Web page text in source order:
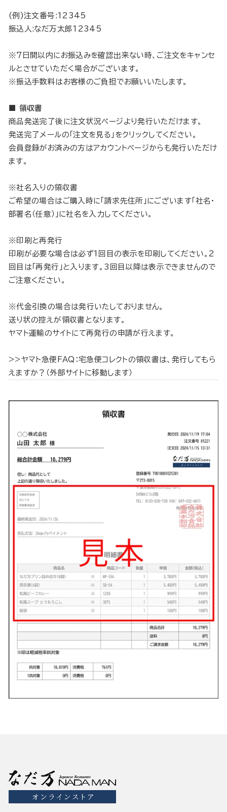
(例)注文番号:12345
振込人:なだ万太郎12345
※7日間以内にお振込みを確認出来ない時、ご注文をキャンセ
ルとさせていただく場合がございます。
※振込手数料はお客様のご負担でお願いいたします。
■ 領収書
商品発送完了後に注文状況ページより発行いただけます。
発送完了メールの「注文を見る」をクリックしてください。
会員登録がお済みの方はアカウントページからも発行いただけ
ます。
※社名入りの領収書
ご希望の場合はご購入時に「請求先住所」にございます「社名・
部署名（任意）」に社名を入力してください。
※印刷と再発行
印刷が必要な場合は必ず1回目の表示を印刷してください。2
回目は「再発行」と入ります。3回目以降は表示できませんので
ご注意ください。
※代金引換の場合は発行いたしておりません。
送り状の控えが領収書となります。
ヤマト運輸のサイトにて再発行の申請が行えます。
>>ヤマト急便FAQ：宅急便コレクトの領収書は、発行してもら
えますか？（外部サイトに移動します）